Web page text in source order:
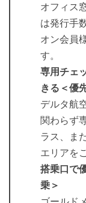
オフィス
は発行手
オン会員
す。
専用チェ
きる＜優
デルタ航
関わらず
ラス、ま
エリアを
搭乗口で
乗＞